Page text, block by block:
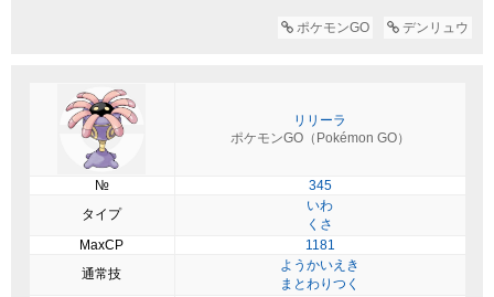
ポケモンGO デンリュウ
リリーラ
ポケモンGO（Pokémon GO）
№
345
タイプ
いわ
くさ
MaxCP
1181
通常技
ようかいえき
まとわりつく